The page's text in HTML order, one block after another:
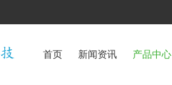
首页 新闻资讯 产品中心